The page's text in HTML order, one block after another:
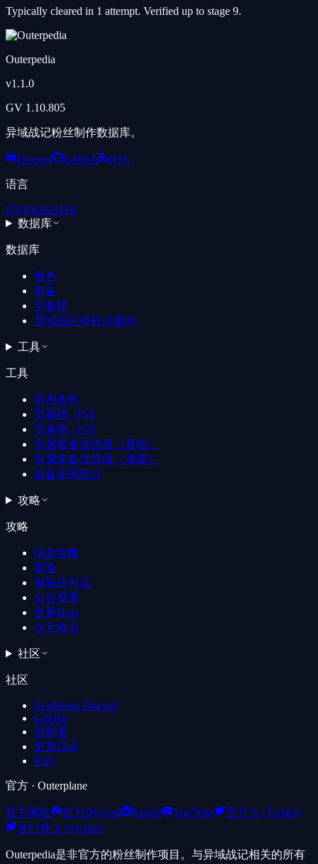
Typically cleared in 1 attempt. Verified up to stage 9.
Outerpedia
v1.1.0
GV 1.10.805
异域战记粉丝制作数据库。
Discord GitHub RSS
语言
ENJPKRZHFR
数据库
数据库
角色
装备
节奏榜
异域战记有效兑换码
工具
工具
常用角色
节奏榜 - PvE
节奏榜 - PvP
专属装备优先级（基础）
专属装备优先级（满级）
装备使用统计
攻略
攻略
综合攻略
冒险
冒险许可证
公会突袭
世界Boss
次元奇点
社区
社区
EvaMains Discord
GitHub
贡献者
更新日志
RSS
官方 · Outerplane
官方网站 官方Discord Reddit YouTube
官方 X (Twitter)
发行商 X (Twitter)
Outerpedia是非官方的粉丝制作项目。与异域战记相关的所有